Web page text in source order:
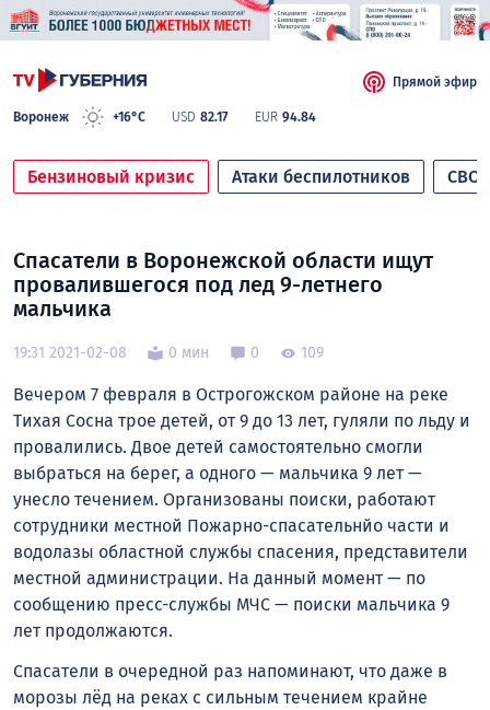
Воронеж +16°C USD 82.17 EUR 94.84
Прямой эфир
Бензиновый кризис Атаки беспилотников СВО
Спасатели в Воронежской области ищут
провалившегося под лед 9-летнего
мальчика
19:31 2021-02-08 0 мин 0 109
Вечером 7 февраля в Острогожском районе на реке
Тихая Сосна трое детей, от 9 до 13 лет, гуляли по льду и
провалились. Двое детей самостоятельно смогли
выбраться на берег, а одного — мальчика 9 лет —
унесло течением. Организованы поиски, работают
сотрудники местной Пожарно-спасательнйо части и
водолазы областной службы спасения, представители
местной администрации. На данный момент — по
сообщению пресс-службы МЧС — поиски мальчика 9
лет продолжаются.
Спасатели в очередной раз напоминают, что даже в
морозы лёд на реках с сильным течением крайне